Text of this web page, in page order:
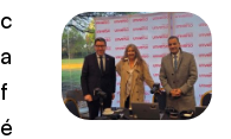
c
a
f
é